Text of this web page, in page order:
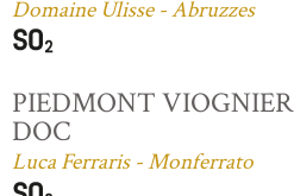
Domaine Ulisse - Abruzzes
PIEDMONT VIOGNIER
DOC
Luca Ferraris - Monferrato